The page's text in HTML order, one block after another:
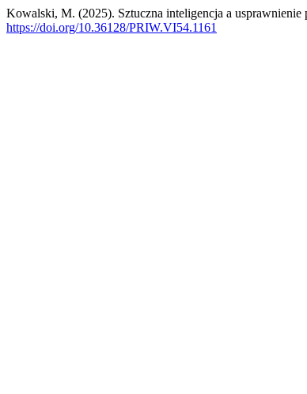
Kowalski, M. (2025). Sztuczna inteligencja a
https://doi.org/10.36128/PRIW.VI54.1161